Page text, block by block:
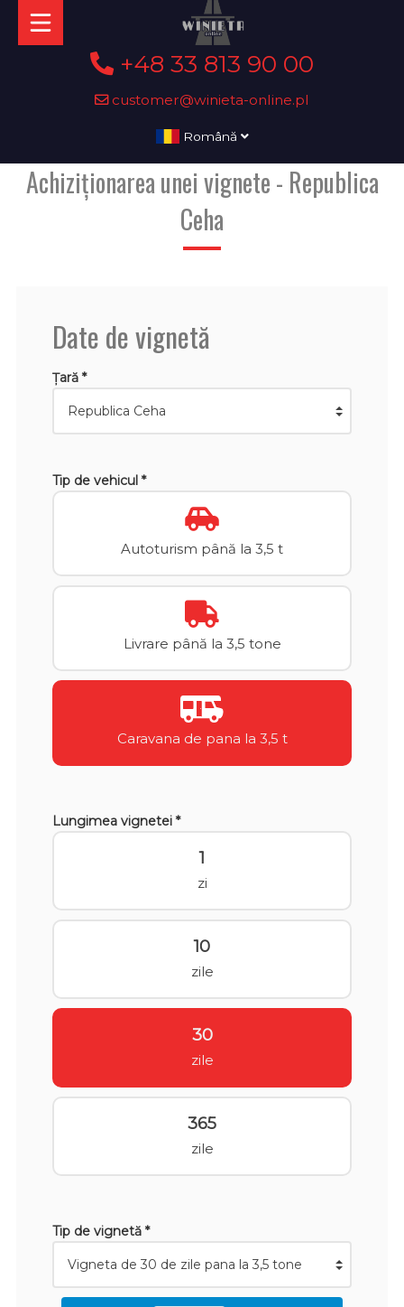
+48 33 813 90 00
customer@winieta-online.pl
Română
Achiziționarea unei vignete - Republica
Ceha
Date de vignetă
Țară *
Tip de vehicul *
Autoturism până la 3,5 t
Livrare până la 3,5 tone
Caravana de pana la 3,5 t
Lungimea vignetei *
1
zi
10
zile
30
zile
365
zile
Tip de vignetă *